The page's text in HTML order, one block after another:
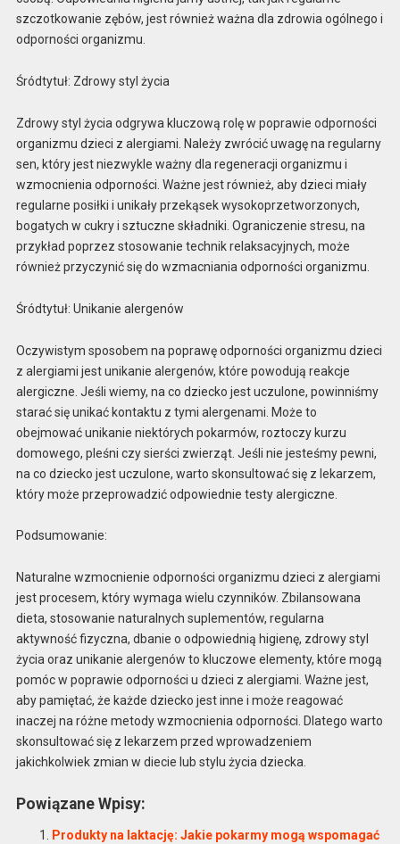
szczotkowanie zębów, jest również ważna dla zdrowia ogólnego i
odporności organizmu.
Śródtytuł: Zdrowy styl życia
Zdrowy styl życia odgrywa kluczową rolę w poprawie odporności
organizmu dzieci z alergiami. Należy zwrócić uwagę na regularny
sen, który jest niezwykle ważny dla regeneracji organizmu i
wzmocnienia odporności. Ważne jest również, aby dzieci miały
regularne posiłki i unikały przekąsek wysokoprzetworzonych,
bogatych w cukry i sztuczne składniki. Ograniczenie stresu, na
przykład poprzez stosowanie technik relaksacyjnych, może
również przyczynić się do wzmacniania odporności organizmu.
Śródtytuł: Unikanie alergenów
Oczywistym sposobem na poprawę odporności organizmu dzieci
z alergiami jest unikanie alergenów, które powodują reakcje
alergiczne. Jeśli wiemy, na co dziecko jest uczulone, powinniśmy
starać się unikać kontaktu z tymi alergenami. Może to
obejmować unikanie niektórych pokarmów, roztoczy kurzu
domowego, pleśni czy sierści zwierząt. Jeśli nie jesteśmy pewni,
na co dziecko jest uczulone, warto skonsultować się z lekarzem,
który może przeprowadzić odpowiednie testy alergiczne.
Podsumowanie:
Naturalne wzmocnienie odporności organizmu dzieci z alergiami
jest procesem, który wymaga wielu czynników. Zbilansowana
dieta, stosowanie naturalnych suplementów, regularna
aktywność fizyczna, dbanie o odpowiednią higienę, zdrowy styl
życia oraz unikanie alergenów to kluczowe elementy, które mogą
pomóc w poprawie odporności u dzieci z alergiami. Ważne jest,
aby pamiętać, że każde dziecko jest inne i może reagować
inaczej na różne metody wzmocnienia odporności. Dlatego warto
skonsultować się z lekarzem przed wprowadzeniem
jakichkolwiek zmian w diecie lub stylu życia dziecka.
Powiązane Wpisy:
Produkty na laktację: Jakie pokarmy mogą wspomagać